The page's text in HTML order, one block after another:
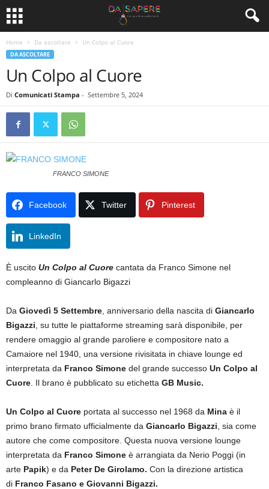
Home Da ascoltare Un Colpo al Cuore
DA ASCOLTARE
Un Colpo al Cuore
Di Comunicati Stampa - Settembre 5, 2024
FRANCO SIMONE
Facebook Twitter Pinterest
LinkedIn
È uscito Un Colpo al Cuore cantata da Franco Simone nel
compleanno di Giancarlo Bigazzi
Da Giovedì 5 Settembre , anniversario della nascita di Giancarlo
Bigazzi , su tutte le piattaforme streaming sarà disponibile, per
rendere omaggio al grande paroliere e compositore nato a
Camaiore nel 1940, una versione rivisitata in chiave lounge ed
interpretata da Franco Simone del grande successo Un Colpo al
Cuore . Il brano è pubblicato su etichetta GB Music.
Un Colpo al Cuore portata al successo nel 1968 da Mina è il
primo brano firmato ufficialmente da Giancarlo Bigazzi , sia come
autore che come compositore. Questa nuova versione lounge
interpretata da Franco Simone è arrangiata da Nerio Poggi (in
arte Papik) e da Peter De Girolamo. Con la direzione artistica
di Franco Fasano e Giovanni Bigazzi.